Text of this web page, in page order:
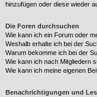
hinzufügen oder diese wieder
Die Foren durchsuchen
Wie kann ich ein Forum oder
Weshalb erhalte ich bei der
Warum bekomme ich bei der
Wie kann ich nach Mitgliedern
Wie kann ich meine eigenen
Benachrichtigungen und